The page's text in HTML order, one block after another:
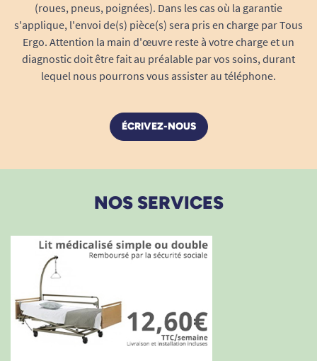
(roues, pneus, poignées). Dans les cas où la garantie
s'applique, l'envoi de(s) pièce(s) sera pris en charge par Tous
Ergo. Attention la main d'œuvre reste à votre charge et un
diagnostic doit être fait au préalable par vos soins, durant
lequel nous pourrons vous assister au téléphone.
ÉCRIVEZ-NOUS
NOS SERVICES